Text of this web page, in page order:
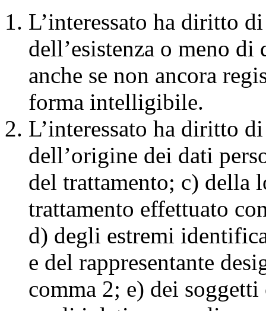
L’interessato ha diritto
dell’esistenza o meno
anche se non ancora
forma intelligibile.
L’interessato ha diritto
dell’origine dei dati
del trattamento; c) della
trattamento effettuato
d) degli estremi
e del rappresentante
comma 2; e) dei